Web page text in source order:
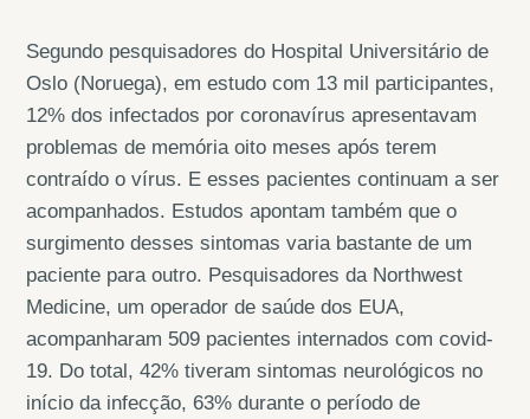
Segundo pesquisadores do Hospital Universitário de
Oslo (Noruega), em estudo com 13 mil participantes,
12% dos infectados por coronavírus apresentavam
problemas de memória oito meses após terem
contraído o vírus. E esses pacientes continuam a ser
acompanhados. Estudos apontam também que o
surgimento desses sintomas varia bastante de um
paciente para outro. Pesquisadores da Northwest
Medicine, um operador de saúde dos EUA,
acompanharam 509 pacientes internados com covid-
19. Do total, 42% tiveram sintomas neurológicos no
início da infecção, 63% durante o período de